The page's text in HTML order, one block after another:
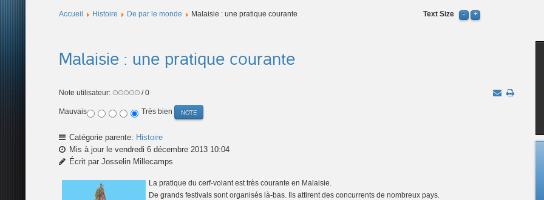
Accueil Histoire De par le monde Malaisie : une pratique courante Text Size
Malaisie : une pratique courante
Note utilisateur: / 0
Mauvais Très bien
Catégorie parente: Histoire
Mis à jour le vendredi 6 décembre 2013 10:04
Écrit par Josselin Millecamps
La pratique du cerf-volant est très courante en Malaisie.
De grands festivals sont organisés là-bas. Ils attirent des concurrents de nombreux pays.